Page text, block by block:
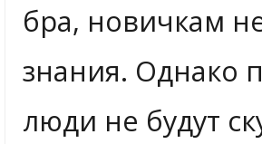
бра, новичкам
знания. Однако
люди не будут